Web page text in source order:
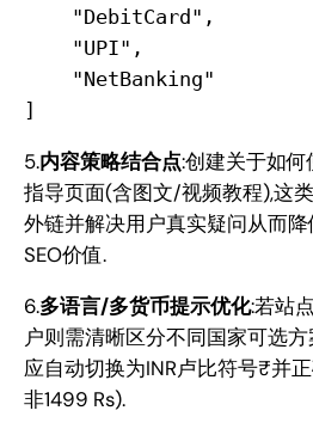
    "DebitCard",
    "UPI",
    "NetBanking"
5.内容策略结合点:创建关于如
指导页面(含图文/视频教程),这
外链并解决用户真实疑问从而
SEO价值.
6.多语言/多货币提示优化:若站
户则需清晰区分不同国家可选
应自动切换为INR卢比符号₹并
非1499 Rs).